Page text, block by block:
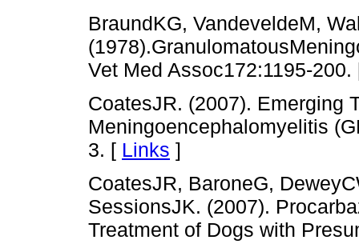
BraundKG, VandeveldeM,
Vet Med Assoc172:1195-
CoatesJR. (2007). Emerging
Meningoencephalomyelitis
3. [ Links ]
CoatesJR, BaroneG,
SessionsJK. (2007).
Treatment of Dogs with